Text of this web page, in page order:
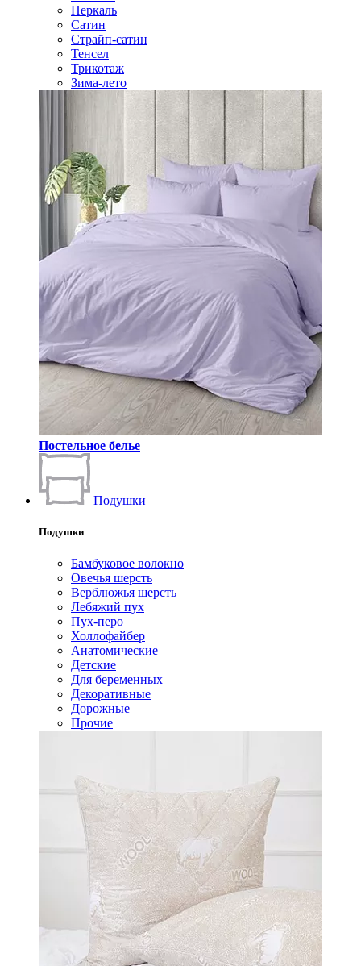
Перкаль
Сатин
Страйп-сатин
Тенсел
Трикотаж
Зима-лето
Постельное белье
Подушки
Подушки
Бамбуковое волокно
Овечья шерсть
Верблюжья шерсть
Лебяжий пух
Пух-перо
Холлофайбер
Анатомические
Детские
Для беременных
Декоративные
Дорожные
Прочие